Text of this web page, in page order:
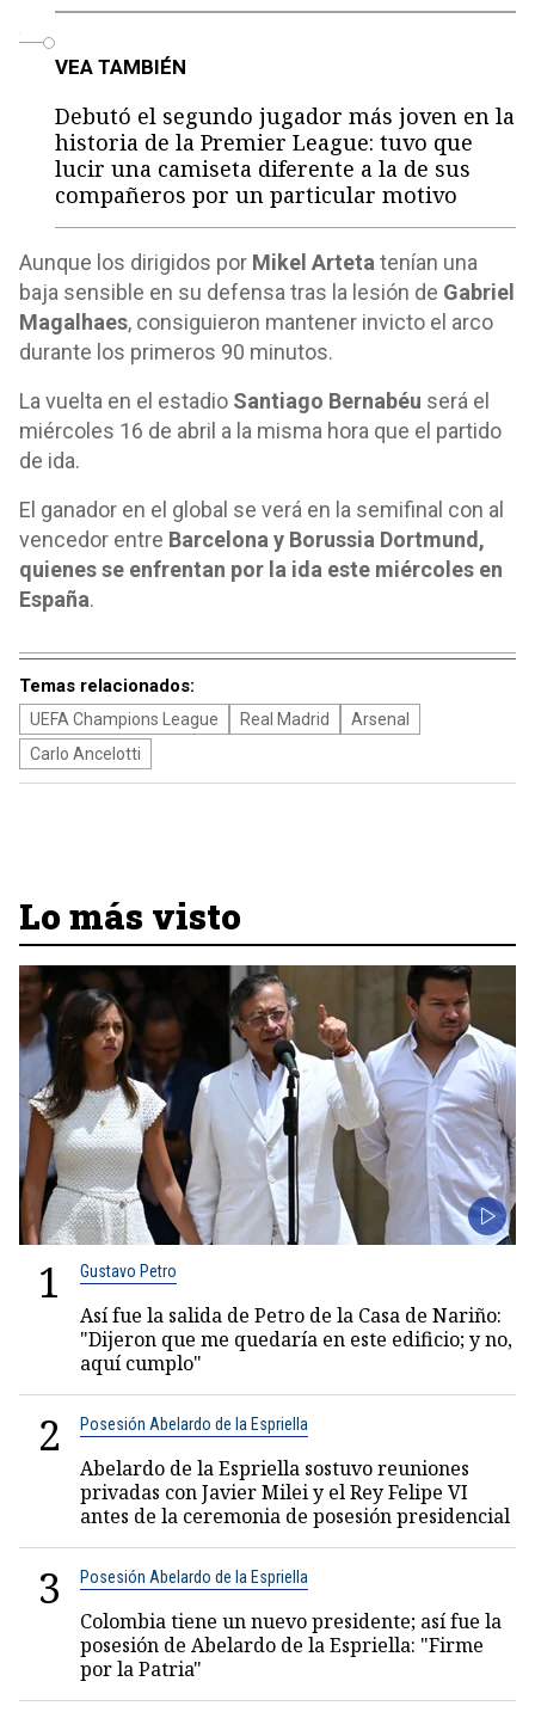
VEA TAMBIÉN
Debutó el segundo jugador más joven en la
historia de la Premier League: tuvo que
lucir una camiseta diferente a la de sus
compañeros por un particular motivo
Aunque los dirigidos por Mikel Arteta tenían una
baja sensible en su defensa tras la lesión de Gabriel
Magalhaes, consiguieron mantener invicto el arco
durante los primeros 90 minutos.
La vuelta en el estadio Santiago Bernabéu será el
miércoles 16 de abril a la misma hora que el partido
de ida.
El ganador en el global se verá en la semifinal con al
vencedor entre Barcelona y Borussia Dortmund,
quienes se enfrentan por la ida este miércoles en
España.
Temas relacionados:
UEFA Champions League Real Madrid
Arsenal
Carlo Ancelotti
Lo más visto
1 Gustavo Petro
Así fue la salida de Petro de la Casa de Nariño:
"Dijeron que me quedaría en este edificio; y no,
aquí cumplo"
2 Posesión Abelardo de la Espriella
Abelardo de la Espriella sostuvo reuniones
privadas con Javier Milei y el Rey Felipe VI
antes de la ceremonia de posesión presidencial
3 Posesión Abelardo de la Espriella
Colombia tiene un nuevo presidente; así fue la
posesión de Abelardo de la Espriella: "Firme
por la Patria"